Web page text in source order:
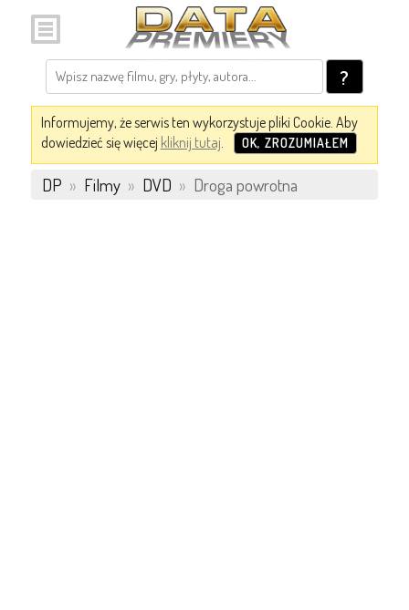
?
Informujemy, że serwis ten wykorzystuje pliki Cookie. Aby
dowiedzieć się więcej kliknij tutaj. OK, ZROZUMIAŁEM
DP » Filmy » DVD » Droga powrotna